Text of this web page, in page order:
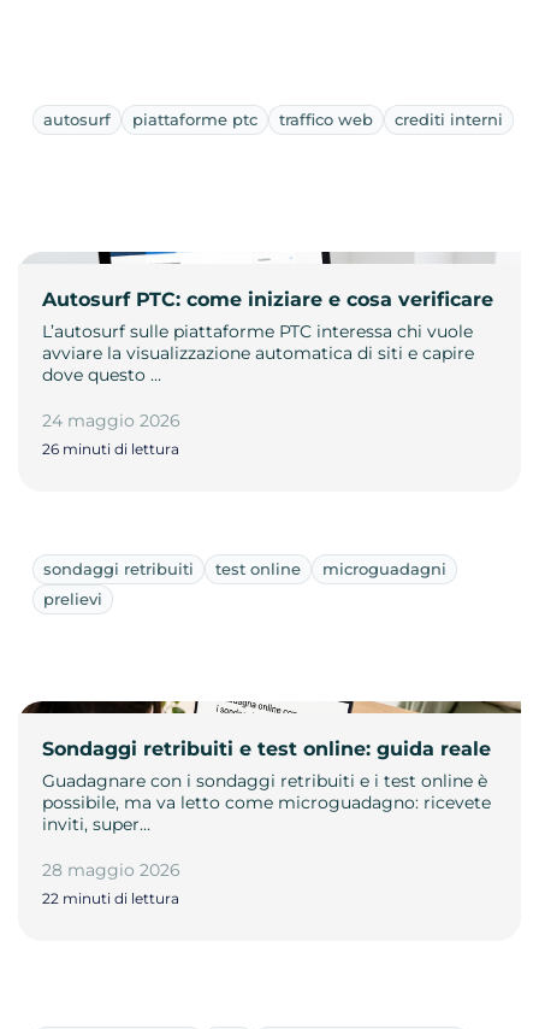
autosurf piattaforme ptc traffico web crediti interni
Autosurf PTC: come iniziare e cosa verificare
L’autosurf sulle piattaforme PTC interessa chi vuole
avviare la visualizzazione automatica di siti e capire
dove questo …
24 maggio 2026
26 minuti di lettura
sondaggi retribuiti test online
microguadagni
prelievi
Sondaggi retribuiti e test online: guida reale
Guadagnare con i sondaggi retribuiti e i test online è
possibile, ma va letto come microguadagno: ricevete
inviti, super…
28 maggio 2026
22 minuti di lettura